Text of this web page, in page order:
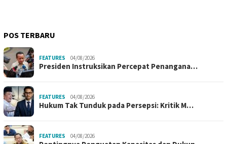
POS TERBARU
FEATURES 04/08/2026
Presiden Instruksikan Percepat Penangana…
FEATURES 04/08/2026
Hukum Tak Tunduk pada Persepsi: Kritik M…
FEATURES 04/08/2026